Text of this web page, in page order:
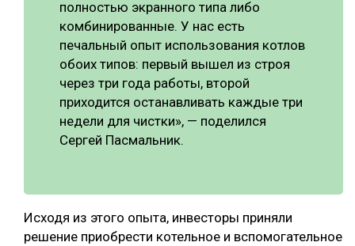
полностью экранного типа либо
комбинированные. У нас есть
печальный опыт использования котлов
обоих типов: первый вышел из строя
через три года работы, второй
приходится останавливать каждые три
недели для чистки», — поделился
Сергей Пасмальник.
Исходя из этого опыта, инвесторы приняли
решение приобрести котельное и вспомогательное